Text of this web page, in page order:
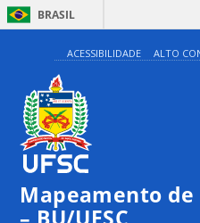
BRASIL
ACESSIBILIDADE ALTO
Mapeamento de